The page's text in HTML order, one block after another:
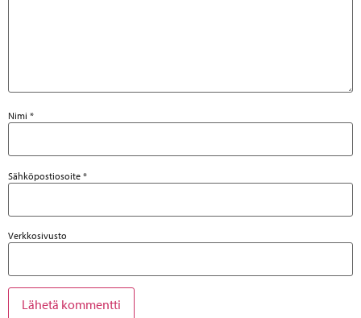
Nimi *
Sähköpostiosoite *
Verkkosivusto